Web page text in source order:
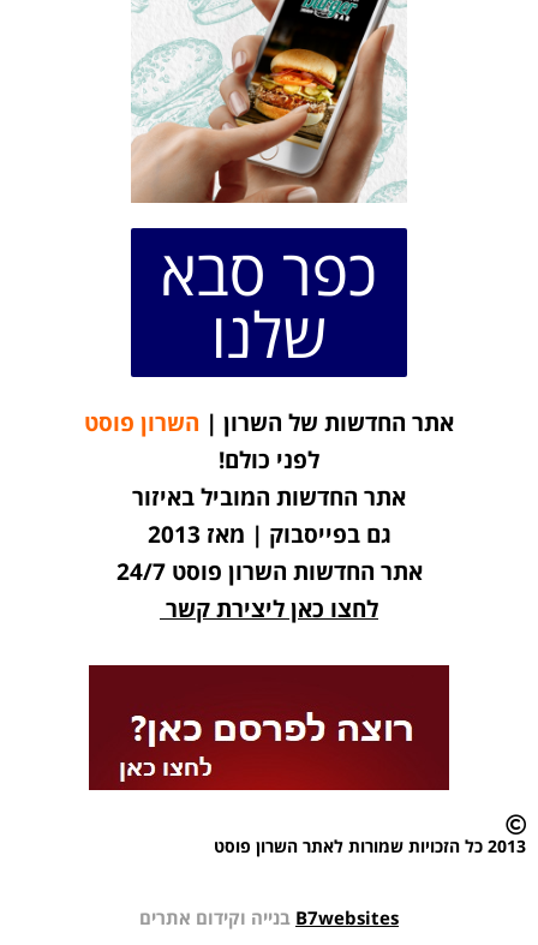
כפר סבא
שלנו
אתר החדשות של השרון | השרון פוסט
לפני כולם!
אתר החדשות המוביל באיזור
גם בפייסבוק | מאז 2013
אתר החדשות השרון פוסט 24/7
לחצו כאן ליצירת קשר
2013 כל הזכויות שמורות לאתר השרון פוסט
B7websites